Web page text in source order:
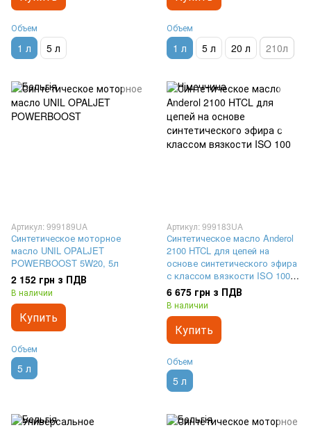
Объем
1 л 5 л
Объем
1 л 5 л 20 л 210л
Артикул: 999189UA
Синтетическое моторное
масло UNIL OPALJET
POWERBOOST 5W20, 5л
2 152 грн з ПДВ
В наличии
Купить
Объем
5 л
Артикул: 999183UA
Синтетическое масло Anderol
2100 HTCL для цепей на
основе синтетического эфира
с классом вязкости ISO 100,
5л
6 675 грн з ПДВ
В наличии
Купить
Объем
5 л